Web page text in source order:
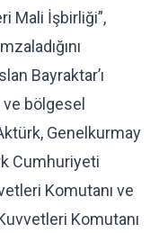
Mali İşbirliği”,
Bayraktar’ı
ve bölgesel
Genelkurmay
Cumhuriyeti
Komutanı ve
Komutanı